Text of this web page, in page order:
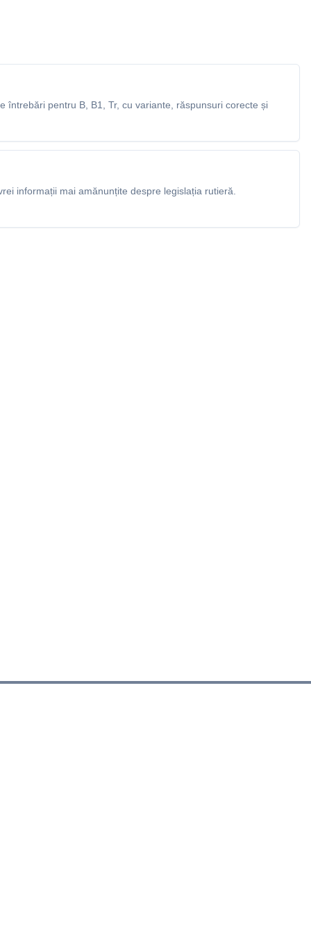
întrebări pentru B, B1, Tr, cu variante, răspunsuri corecte și
informații mai amănunțite despre legislația rutieră.